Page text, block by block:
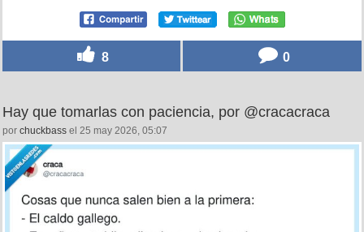
8 0
Hay que tomarlas con paciencia, por @cracacraca
por chuckbass el 25 may 2026, 05:07